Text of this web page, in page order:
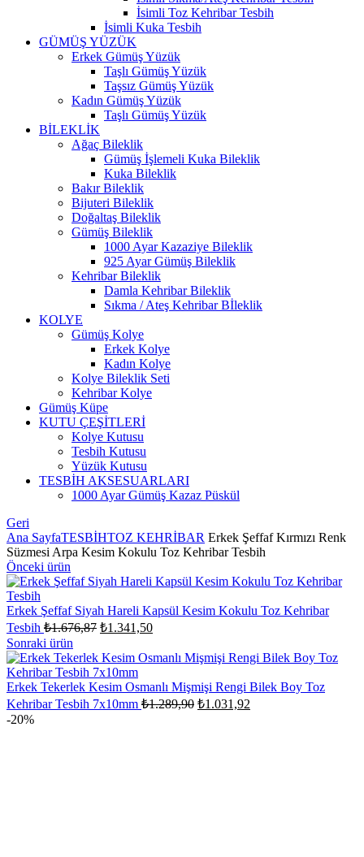
İsimli Toz Kehribar Tesbih
İsimli Kuka Tesbih
GÜMÜŞ YÜZÜK
Erkek Gümüş Yüzük
Taşlı Gümüş Yüzük
Taşsız Gümüş Yüzük
Kadın Gümüş Yüzük
Taşlı Gümüş Yüzük
BİLEKLİK
Ağaç Bileklik
Gümüş İşlemeli Kuka Bileklik
Kuka Bileklik
Bakır Bileklik
Bijuteri Bileklik
Doğaltaş Bileklik
Gümüş Bileklik
1000 Ayar Kazaziye Bileklik
925 Ayar Gümüş Bileklik
Kehribar Bileklik
Damla Kehribar Bileklik
Sıkma / Ateş Kehribar Bİleklik
KOLYE
Gümüş Kolye
Erkek Kolye
Kadın Kolye
Kolye Bileklik Seti
Kehribar Kolye
Gümüş Küpe
KUTU ÇEŞİTLERİ
Kolye Kutusu
Tesbih Kutusu
Yüzük Kutusu
TESBİH AKSESUARLARI
1000 Ayar Gümüş Kazaz Püskül
Geri
Ana SayfaTESBİHTOZ KEHRİBAR Erkek Şeffaf Kırmızı Renk
Süzmesi Arpa Kesim Kokulu Toz Kehribar Tesbih
Önceki ürün
Erkek Şeffaf Siyah Hareli Kapsül Kesim Kokulu Toz Kehribar
Tesbih ₺1.676,87 Orijinal
₺1.676,87.
₺1.341,50Şu
fiyat:
Sonraki ürün
Erkek Tekerlek Kesim Osmanlı Mişmişi Rengi Bilek Boy Toz
Kehribar Tesbih 7x10mm ₺1.289,90 Orijinal
₺1.031,92
-20%